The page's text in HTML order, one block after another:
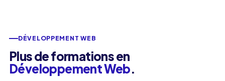
DÉVELOPPEMENT WEB
Plus de formations en
Développement Web.